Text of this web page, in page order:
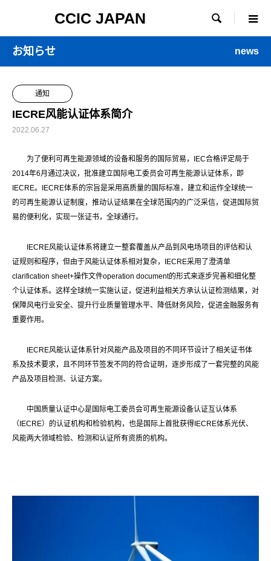
CCIC JAPAN 
お知らせ news
通知
IECRE风能认证体系简介
2022.06.27
为了便利可再生能源领域的设备和服务的国际贸易，IEC合格评定局于
2014年6月通过决议，批准建立国际电工委员会可再生能源认证体系，即
IECRE。IECRE体系的宗旨是采用高质量的国际标准，建立和运作全球统一
的可再生能源认证制度，推动认证结果在全球范围内的广泛采信，促进国际贸
易的便利化，实现一张证书，全球通行。
IECRE风能认证体系将建立一整套覆盖从产品到风电场项目的评估和认
证规则和程序，但由于风能认证体系相对复杂，IECRE采用了澄清单
clarification sheet+操作文件operation document的形式来逐步完善和细化整
个认证体系。这样全球统一实施认证，促进利益相关方承认认证检测结果，对
保障风电行业安全、提升行业质量管理水平、降低财务风险，促进金融服务有
重要作用。
IECRE风能认证体系针对风能产品及项目的不同环节设计了相关证书体
系及技术要求，且不同环节签发不同的符合证明，逐步形成了一套完整的风能
产品及项目检测、认证方案。
中国质量认证中心是国际电工委员会可再生能源设备认证互认体系
（IECRE）的认证机构和检验机构，也是国际上首批获得IECRE体系光伏、
风能两大领域检验、检测和认证所有资质的机构。